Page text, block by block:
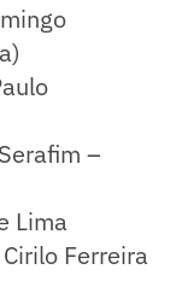
–
Lima
Ferreira